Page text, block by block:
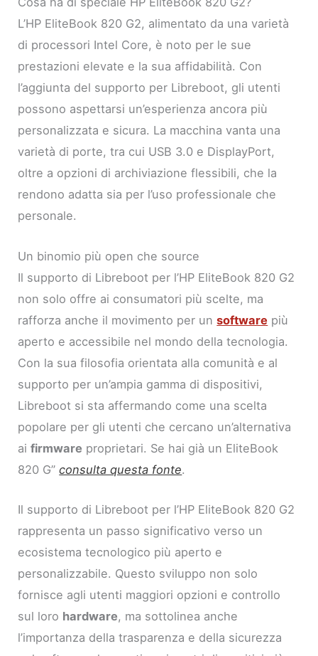
L’HP EliteBook 820 G2, alimentato da una varietà
di processori Intel Core, è noto per le sue
prestazioni elevate e la sua affidabilità. Con
l’aggiunta del supporto per Libreboot, gli utenti
possono aspettarsi un’esperienza ancora più
personalizzata e sicura. La macchina vanta una
varietà di porte, tra cui USB 3.0 e DisplayPort,
oltre a opzioni di archiviazione flessibili, che la
rendono adatta sia per l’uso professionale che
personale.
Un binomio più open che source
Il supporto di Libreboot per l’HP EliteBook 820 G2
non solo offre ai consumatori più scelte, ma
rafforza anche il movimento per unsoftware più
aperto e accessibile nel mondo della tecnologia.
Con la sua filosofia orientata alla comunità e al
supporto per un’ampia gamma di dispositivi,
Libreboot si sta affermando come una scelta
popolare per gli utenti che cercano un’alternativa
aifirmware proprietari. Se hai già un EliteBook
820 G”consulta questa fonte.
Il supporto di Libreboot per l’HP EliteBook 820 G2
rappresenta un passo significativo verso un
ecosistema tecnologico più aperto e
personalizzabile. Questo sviluppo non solo
fornisce agli utenti maggiori opzioni e controllo
sul loro hardware, ma sottolinea anche
l’importanza della trasparenza e della sicurezza